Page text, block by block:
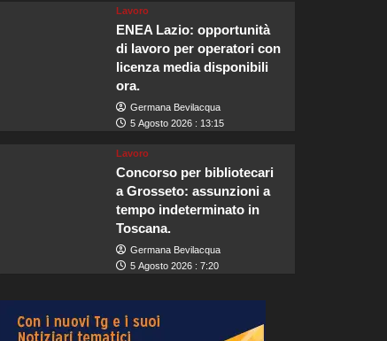
Lavoro
ENEA Lazio: opportunità
di lavoro per operatori con
licenza media disponibili
ora.
Germana Bevilacqua
5 Agosto 2026 : 13:15
Lavoro
Concorso per bibliotecari
a Grosseto: assunzioni a
tempo indeterminato in
Toscana.
Germana Bevilacqua
5 Agosto 2026 : 7:20